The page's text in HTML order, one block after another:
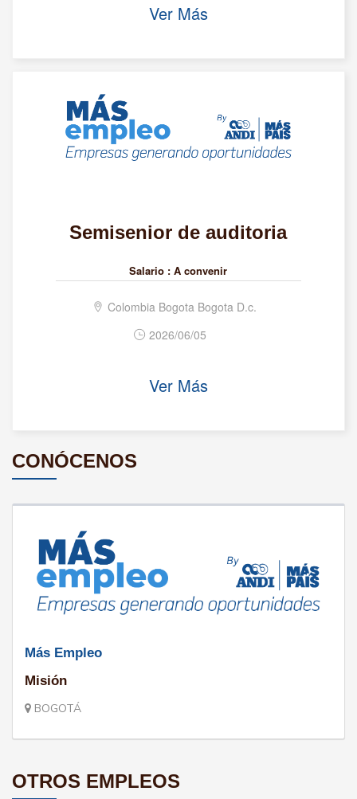
Ver Más
Semisenior de auditoria
Salario : A convenir
Colombia Bogota Bogota D.c.
2026/06/05
Ver Más
CONÓCENOS
Más Empleo
Misión
BOGOTÁ
OTROS EMPLEOS